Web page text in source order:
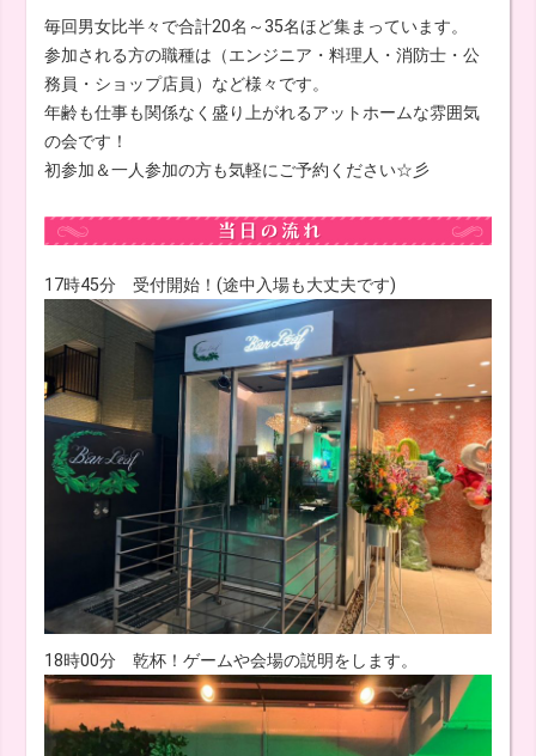
毎回男女比半々で合計20名～35名ほど集まっています。
参加される方の職種は（エンジニア・料理人・消防士・公
務員・ショップ店員）など様々です。
年齢も仕事も関係なく盛り上がれるアットホームな雰囲気
の会です！
初参加＆一人参加の方も気軽にご予約ください☆彡
17時45分 受付開始！(途中入場も大丈夫です)
18時00分 乾杯！ゲームや会場の説明をします。